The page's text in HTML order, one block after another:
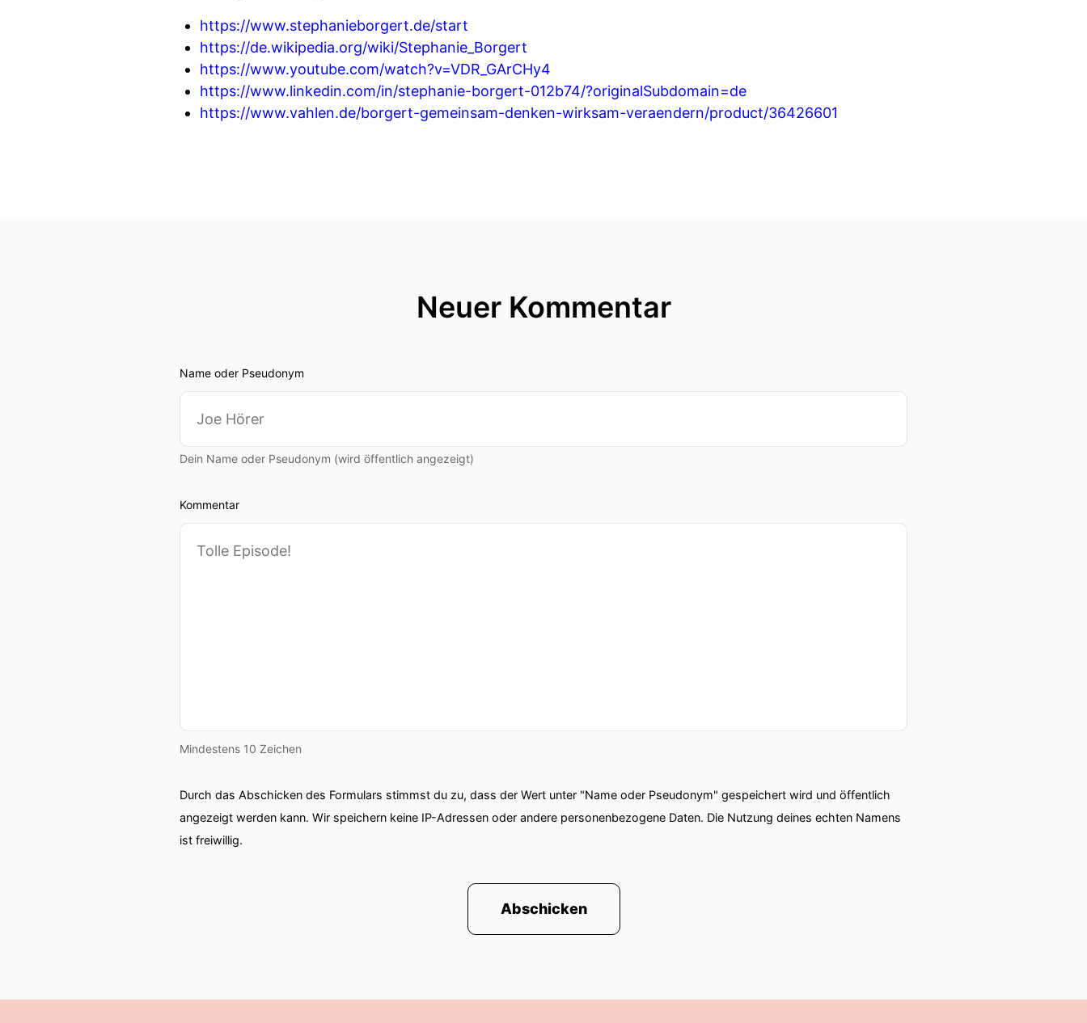
https://www.stephanieborgert.de/start
https://de.wikipedia.org/wiki/Stephanie_Borgert
https://www.youtube.com/watch?v=VDR_GArCHy4
https://www.linkedin.com/in/stephanie-borgert-012b74/?originalSubdomain=de
https://www.vahlen.de/borgert-gemeinsam-denken-wirksam-veraendern/product/36426601
Neuer Kommentar
Name oder Pseudonym
Dein Name oder Pseudonym (wird öffentlich angezeigt)
Kommentar
Mindestens 10 Zeichen
Durch das Abschicken des Formulars stimmst du zu, dass der Wert unter "Name oder Pseudonym" gespeichert wird und öffentlich
angezeigt werden kann. Wir speichern keine IP-Adressen oder andere personenbezogene Daten. Die Nutzung deines echten Namens
ist freiwillig.
Abschicken